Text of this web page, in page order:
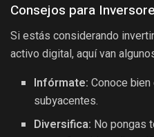
Consejos para
Si estás considerando
activo digital, aquí van
Infórmate: Conoce
subyacentes.
Diversifica: No pongas